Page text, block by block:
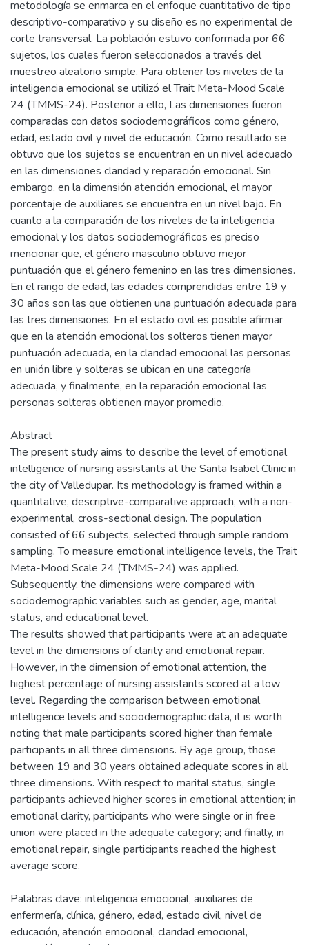
metodología se enmarca en el enfoque cuantitativo de tipo
descriptivo-comparativo y su diseño es no experimental de
corte transversal. La población estuvo conformada por 66
sujetos, los cuales fueron seleccionados a través del
muestreo aleatorio simple. Para obtener los niveles de la
inteligencia emocional se utilizó el Trait Meta-Mood Scale
24 (TMMS-24). Posterior a ello, Las dimensiones fueron
comparadas con datos sociodemográficos como género,
edad, estado civil y nivel de educación. Como resultado se
obtuvo que los sujetos se encuentran en un nivel adecuado
en las dimensiones claridad y reparación emocional. Sin
embargo, en la dimensión atención emocional, el mayor
porcentaje de auxiliares se encuentra en un nivel bajo. En
cuanto a la comparación de los niveles de la inteligencia
emocional y los datos sociodemográficos es preciso
mencionar que, el género masculino obtuvo mejor
puntuación que el género femenino en las tres dimensiones.
En el rango de edad, las edades comprendidas entre 19 y
30 años son las que obtienen una puntuación adecuada para
las tres dimensiones. En el estado civil es posible afirmar
que en la atención emocional los solteros tienen mayor
puntuación adecuada, en la claridad emocional las personas
en unión libre y solteras se ubican en una categoría
adecuada, y finalmente, en la reparación emocional las
personas solteras obtienen mayor promedio.
Abstract
The present study aims to describe the level of emotional
intelligence of nursing assistants at the Santa Isabel Clinic in
the city of Valledupar. Its methodology is framed within a
quantitative, descriptive-comparative approach, with a non-
experimental, cross-sectional design. The population
consisted of 66 subjects, selected through simple random
sampling. To measure emotional intelligence levels, the Trait
Meta-Mood Scale 24 (TMMS-24) was applied.
Subsequently, the dimensions were compared with
sociodemographic variables such as gender, age, marital
status, and educational level.
The results showed that participants were at an adequate
level in the dimensions of clarity and emotional repair.
However, in the dimension of emotional attention, the
highest percentage of nursing assistants scored at a low
level. Regarding the comparison between emotional
intelligence levels and sociodemographic data, it is worth
noting that male participants scored higher than female
participants in all three dimensions. By age group, those
between 19 and 30 years obtained adequate scores in all
three dimensions. With respect to marital status, single
participants achieved higher scores in emotional attention; in
emotional clarity, participants who were single or in free
union were placed in the adequate category; and finally, in
emotional repair, single participants reached the highest
average score.
Palabras clave: inteligencia emocional, auxiliares de
enfermería, clínica, género, edad, estado civil, nivel de
educación, atención emocional, claridad emocional,